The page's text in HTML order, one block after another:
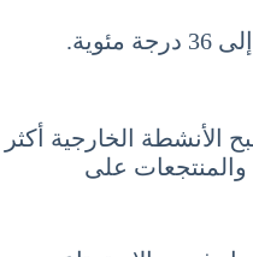
الأنشطة الخارجية أكثر
والمنتجعات على